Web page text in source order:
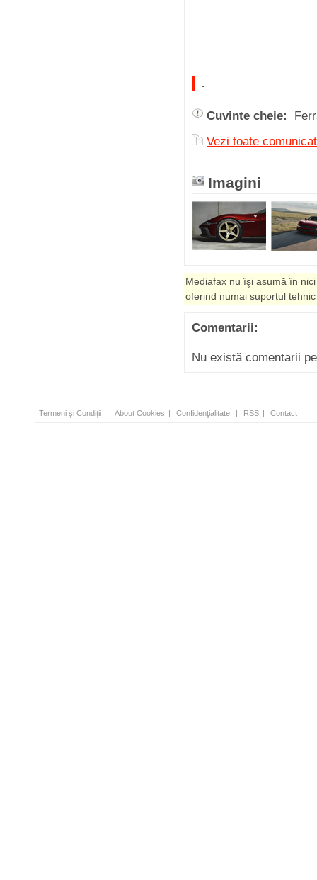
.
Cuvinte cheie:
Vezi toate
Imagini
Mediafax nu îşi asumă în
oferind numai suportul
Comentarii:
Nu există comentarii
Termeni şi Condiţii | About Cookies | Confidenţialitate | RSS | Contact